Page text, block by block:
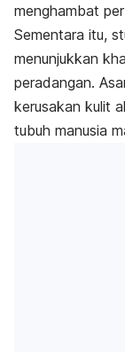
menghambat
Sementara itu,
menunjukkan
peradangan.
kerusakan kulit
tubuh manusia